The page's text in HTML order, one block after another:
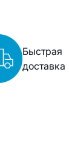
Быстрая
доставка